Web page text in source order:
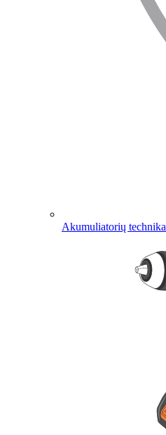
Akumuliatorių technika